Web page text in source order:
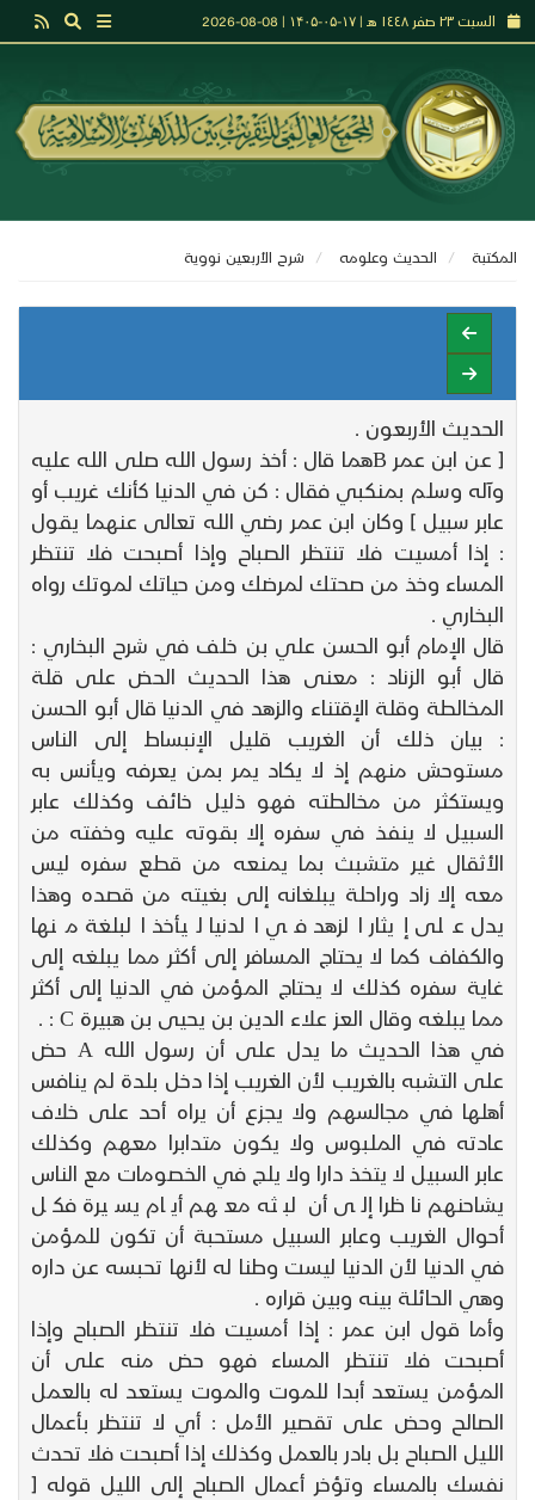
السبت ٢٣ صفر ١٤٤٨ هـ | ۱۷-۰۵-۱۴۰۵ | 08-08-2026
المكتبة الحديث وعلومه شرح الأربعين نووية
الحديث الأربعون .
[ عن ابن عمر Bهما قال : أخذ رسول الله صلى الله عليه
وآله وسلم بمنكبي فقال : كن في الدنيا كأنك غريب أو
عابر سبيل ] وكان ابن عمر رضي الله تعالى عنهما يقول
: إذا أمسيت فلا تنتظر الصباح وإذا أصبحت فلا تنتظر
المساء وخذ من صحتك لمرضك ومن حياتك لموتك رواه
البخاري .
قال الإمام أبو الحسن علي بن خلف في شرح البخاري :
قال أبو الزناد : معنى هذا الحديث الحض على قلة
المخالطة وقلة الإقتناء والزهد في الدنيا قال أبو الحسن
: بيان ذلك أن الغريب قليل الإنبساط إلى الناس
مستوحش منهم إذ لا يكاد يمر بمن يعرفه ويأنس به
ويستكثر من مخالطته فهو ذليل خائف وكذلك عابر
السبيل لا ينفذ في سفره إلا بقوته عليه وخفته من
الأثقال غير متشبث بما يمنعه من قطع سفره ليس
معه إلا زاد وراحلة يبلغانه إلى بغيته من قصده وهذا
يدل على إيثار الزهد في الدنيا ليأخذ البلغة منها
والكفاف كما لا يحتاج المسافر إلى أكثر مما يبلغه إلى
غاية سفره كذلك لا يحتاج المؤمن في الدنيا إلى أكثر
مما يبلغه وقال العز علاء الدين بن يحيى بن هبيرة C : .
في هذا الحديث ما يدل على أن رسول الله A حض
على التشبه بالغريب لأن الغريب إذا دخل بلدة لم ينافس
أهلها في مجالسهم ولا يجزع أن يراه أحد على خلاف
عادته في الملبوس ولا يكون متدابرا معهم وكذلك
عابر السبيل لا يتخذ دارا ولا يلج في الخصومات مع الناس
يشاحنهم ناظرا إلى أن لبثه معهم أيام يسيرة فكل
أحوال الغريب وعابر السبيل مستحبة أن تكون للمؤمن
في الدنيا لأن الدنيا ليست وطنا له لأنها تحبسه عن داره
وهي الحائلة بينه وبين قراره .
وأما قول ابن عمر : إذا أمسيت فلا تنتظر الصباح وإذا
أصبحت فلا تنتظر المساء فهو حض منه على أن
المؤمن يستعد أبدا للموت والموت يستعد له بالعمل
الصالح وحض على تقصير الأمل : أي لا تنتظر بأعمال
الليل الصباح بل بادر بالعمل وكذلك إذا أصبحت فلا تحدث
نفسك بالمساء وتؤخر أعمال الصباح إلى الليل قوله [